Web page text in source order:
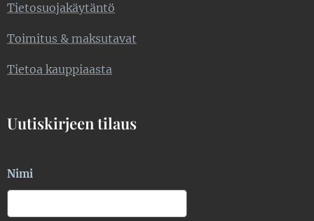
Tietosuojakäytäntö
Toimitus & maksutavat
Tietoa kauppiaasta
Uutiskirjeen tilaus
Nimi